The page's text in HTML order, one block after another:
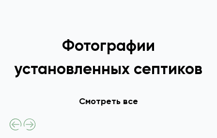
Фотографии
установленных септиков
Смотреть все